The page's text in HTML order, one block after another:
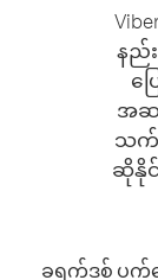
နည်း
ပ
အဆ
သက်
ဆိုနို
ခရက်ဒစ် ပက်က